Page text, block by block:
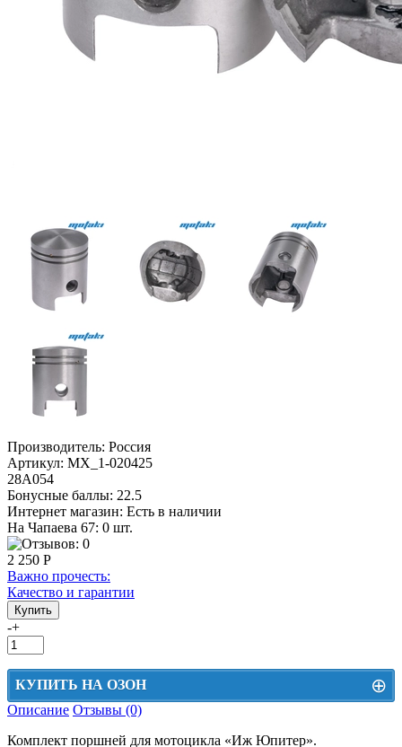
Производитель: Россия
Артикул: MX_1-020425
28А054
Бонусные баллы: 22.5
Интернет магазин: Есть в наличии
На Чапаева 67: 0 шт.
2 250 Р
Важно прочесть:
Качество и гарантии
-+
КУПИТЬ НА ОЗОН ⊕
Цена на Озон включает доставку, упаковку и комиссии маркетплейса
Описание Отзывы (0)
Комплект поршней для мотоцикла «Иж Юпитер».